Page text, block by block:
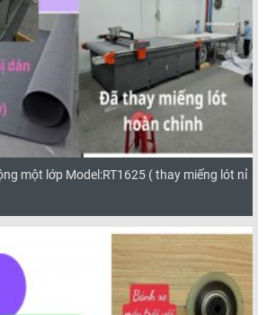
một lớp Model:RT1625 ( thay miếng lót nỉ